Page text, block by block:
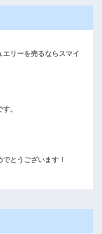
リーを売るならスマイ
。
とうございます！